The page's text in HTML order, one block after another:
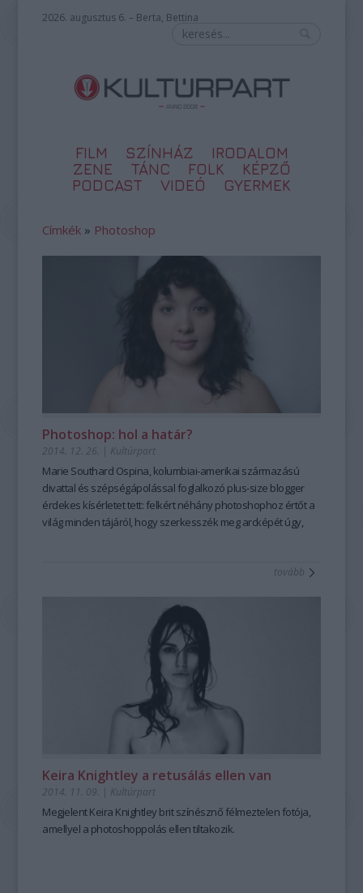
2026. augusztus 6. – Berta, Bettina
FILM SZÍNHÁZ
IRODALOM
ZENE
TÁNC FOLK
KÉPZŐ
PODCAST
VIDEÓ GYERMEK
Címkék » Photoshop
Photoshop: hol a határ?
2014. 12. 26. | Kultúrpart
Marie Southard Ospina, kolumbiai-amerikai származású
divattal és szépségápolással foglalkozó plus-size blogger
érdekes kísérletet tett: felkért néhány photoshophoz értőt a
világ minden tájáról, hogy szerkesszék meg arcképét úgy,
tovább
Keira Knightley a retusálás ellen van
2014. 11. 09. | Kultúrpart
Megjelent Keira Knightley brit színésznő félmeztelen fotója,
amellyel a photoshoppolás ellen tiltakozik.